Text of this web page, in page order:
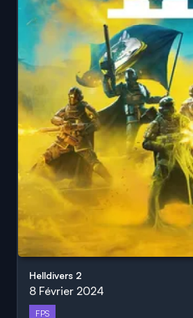
Helldivers 2
8 Février 2024
FPS